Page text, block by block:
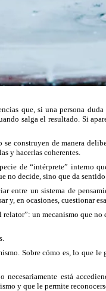
que, si una persona
salga el resultado. Si
construyen de manera
y hacerlas coherentes.
de “intérprete” interno
no decide, sino que da
entre un sistema de
en ocasiones, cuestionar
un mecanismo que
Sobre cómo es, lo que
está
y que le permite